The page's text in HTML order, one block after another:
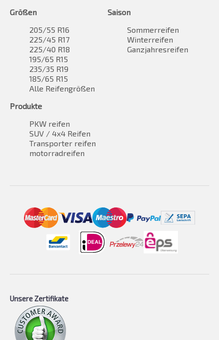
Größen
205/55 R16
225/45 R17
225/40 R18
195/65 R15
235/35 R19
185/65 R15
Alle Reifengrößen
Saison
Sommerreifen
Winterreifen
Ganzjahresreifen
Produkte
PKW reifen
SUV / 4x4 Reifen
Transporter reifen
motorradreifen
Unsere Zertifikate